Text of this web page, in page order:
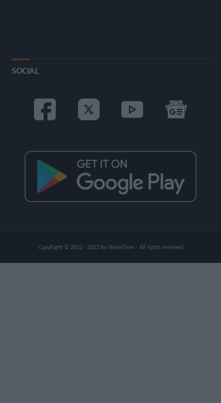
SOCIAL
CopyRight © 2022 - 2022 by StivosTime - All rights reserved